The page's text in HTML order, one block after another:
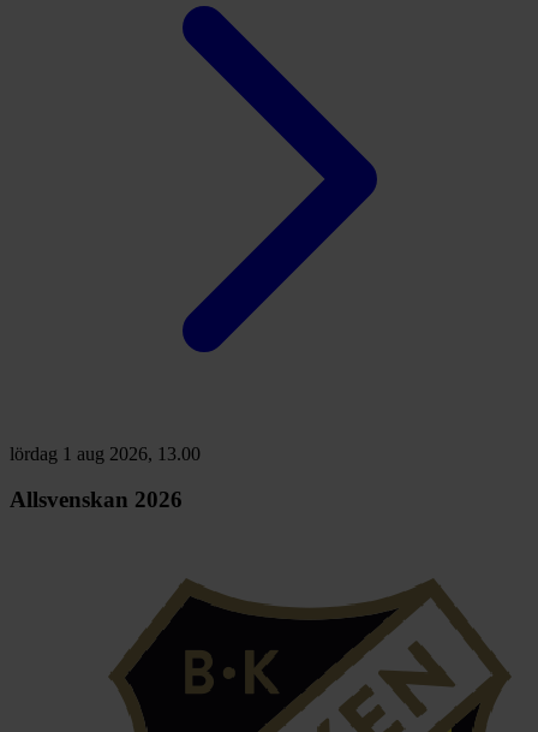
lördag 1 aug 2026, 13.00
Allsvenskan 2026